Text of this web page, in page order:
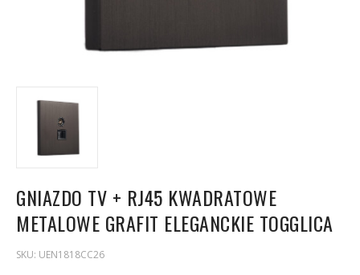
GNIAZDO TV + RJ45 KWADRATOWE
METALOWE GRAFIT ELEGANCKIE TOGGLICA
SKU: UEN1818CC26